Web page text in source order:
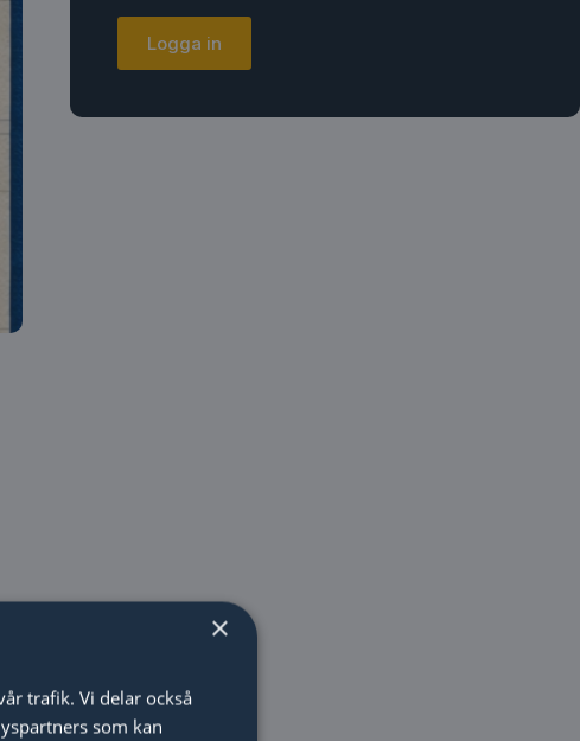
Logga in
×
trafik. Vi delar också
som kan